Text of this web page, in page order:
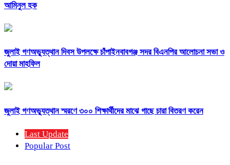
আমিনুল হক
জুলাই গণঅভ্যুত্থান দিবস উপলক্ষে চাঁপাইনবাবগঞ্জ সদর বিএনপির আলোচনা সভা ও
দোয়া মাহফিল
জুলাই গণঅভ্যুত্থান স্মরণে ৩০০ শিক্ষার্থীদের মাঝে গাছে চারা বিতরণ করেন
Last Update
Popular Post